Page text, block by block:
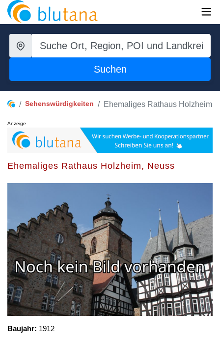
Suchen
Sehenswürdigkeiten Ehemaliges Rathaus Holzheim
Anzeige
Ehemaliges Rathaus Holzheim, Neuss
Baujahr: 1912